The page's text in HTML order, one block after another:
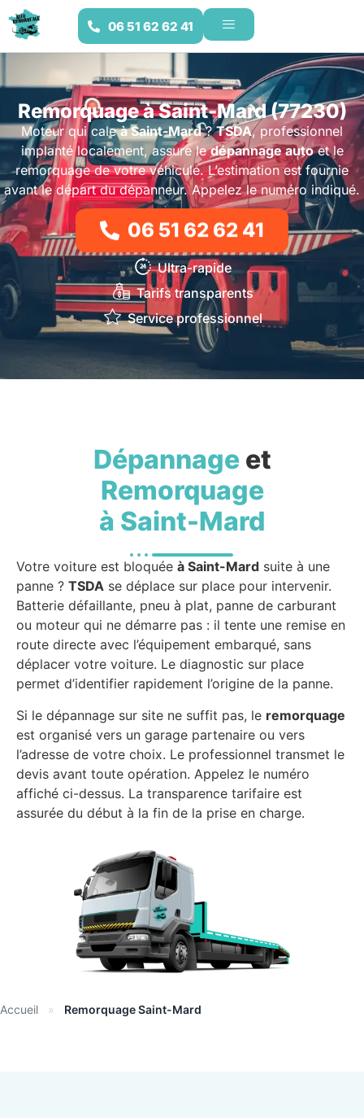
06 51 62 62 41
Remorquage à Saint-Mard (77230)
Moteur qui caleà Saint-Mard?TSDA, professionnel
implanté localement, assure ledépannage autoet le
remorquage de votre véhicule. L’estimation est fournie
avant le départ du dépanneur. Appelez le numéro indiqué.
06 51 62 62 41
Ultra-rapide
Tarifs transparents
Service professionnel
Dépannageet
Remorquage
à Saint-Mard
Votre voiture est bloquée à Saint-Mard suite à une
panne ? TSDA se déplace sur place pour intervenir.
Batterie défaillante, pneu à plat, panne de carburant
ou moteur qui ne démarre pas : il tente une remise en
route directe avec l’équipement embarqué, sans
déplacer votre voiture. Le diagnostic sur place
permet d’identifier rapidement l’origine de la panne.
Si le dépannage sur site ne suffit pas, le remorquage
est organisé vers un garage partenaire ou vers
l’adresse de votre choix. Le professionnel transmet le
devis avant toute opération. Appelez le numéro
affiché ci-dessus. La transparence tarifaire est
assurée du début à la fin de la prise en charge.
Accueil » Remorquage Saint-Mard